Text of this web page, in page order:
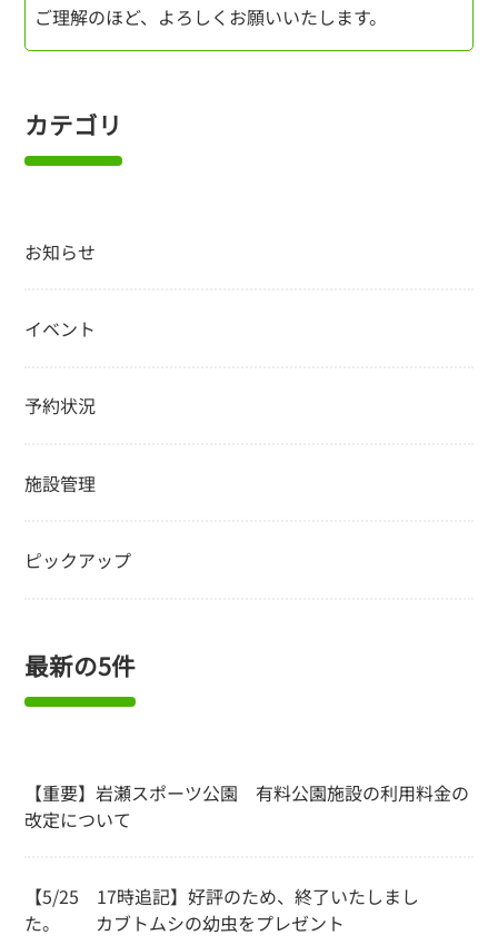
ご理解のほど、よろしくお願いいたします。
カテゴリ
お知らせ
イベント
予約状況
施設管理
ピックアップ
最新の5件
【重要】岩瀬スポーツ公園 有料公園施設の利用料金の
改定について
【5/25 17時追記】好評のため、終了いたしまし
た。 カブトムシの幼虫をプレゼント